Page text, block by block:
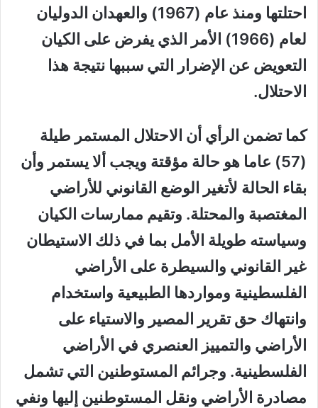
احتلتها ومنذ عام (1967) والعهدان الدوليان
لعام (1966) الأمر الذي يفرض على الكيان
التعويض عن الإضرار التي سببها نتيجة هذا
الاحتلال.
كما تضمن الرأي أن الاحتلال المستمر طيلة
(57) عاما هو حالة مؤقتة ويجب ألا يستمر وأن
بقاء الحالة لأتغير الوضع القانوني للأراضي
المغتصبة والمحتلة. وتقيم ممارسات الكيان
وسياسته طويلة الأمل بما في ذلك الاستيطان
غير القانوني والسيطرة على الأراضي
الفلسطينية ومواردها الطبيعية واستخدام
وانتهاك حق تقرير المصير والاستياء على
الأراضي والتمييز العنصري في الأراضي
الفلسطينية. وجرائم المستوطنين التي تشمل
مصادرة الأراضي ونقل المستوطنين إليها ونفي